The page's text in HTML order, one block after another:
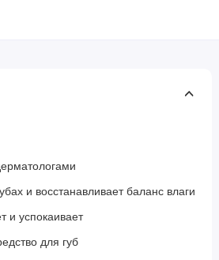
и восстанавливает баланс влаги
и успокаивает
для губ